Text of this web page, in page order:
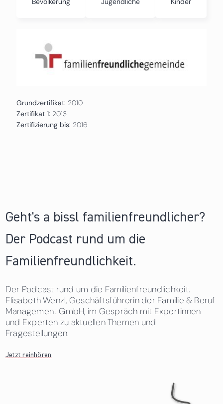
Grundzertifikat: 2010
Zertifikat 1: 2013
Zertifizierung bis: 2016
Geht's a bissl familienfreundlicher?
Der Podcast rund um die
Familienfreundlichkeit.
Der Podcast rund um die Familienfreundlichkeit.
Elisabeth Wenzl, Geschäftsführerin der Familie & Beruf
Management GmbH, im Gespräch mit Expertinnen
und Experten zu aktuellen Themen und
Fragestellungen.
Jetzt reinhören